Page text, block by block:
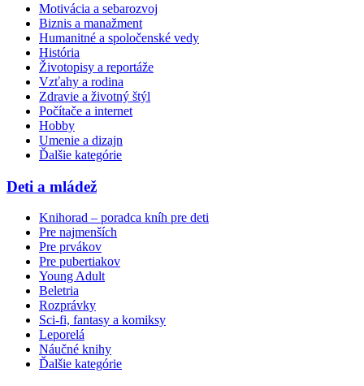
Motivácia a sebarozvoj
Biznis a manažment
Humanitné a spoločenské vedy
História
Životopisy a reportáže
Vzťahy a rodina
Zdravie a životný štýl
Počítače a internet
Hobby
Umenie a dizajn
Ďalšie kategórie
Deti a mládež
Knihorad – poradca kníh pre deti
Pre najmenších
Pre prvákov
Pre pubertiakov
Young Adult
Beletria
Rozprávky
Sci-fi, fantasy a komiksy
Leporelá
Náučné knihy
Ďalšie kategórie